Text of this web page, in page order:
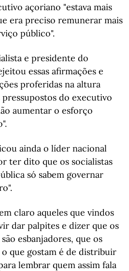
açoriano "estava mais
era preciso remunerar mais
público".
e presidente do
essas afirmações e
proferidas na altura
do executivo
aumentar o esforço
ainda o líder nacional
ter dito que os socialistas
só sabem governar
claro aqueles que vindos
dar palpites e dizer que os
esbanjadores, que os
que gostam é de distribuir
lembrar quem assim fala